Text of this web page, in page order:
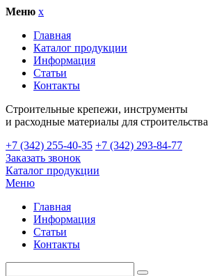
Меню x
Главная
Каталог продукции
Информация
Статьи
Контакты
Cтроительные крепежи, инструменты
и расходные материалы для строительства
+7 (342) 255-40-35 +7 (342) 293-84-77
Заказать звонок
Каталог продукции
Меню
Главная
Информация
Статьи
Контакты